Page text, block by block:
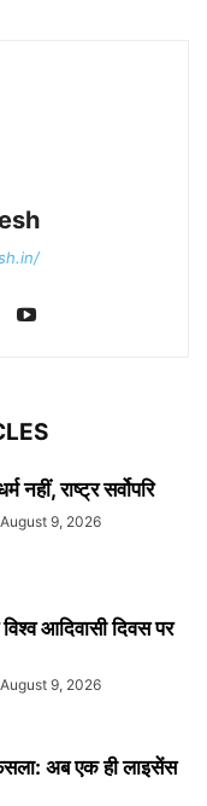
नहीं, राष्ट्र सर्वोपरि
August 9, 2026
आदिवासी दिवस पर
August 9, 2026
अब एक ही लाइसेंस